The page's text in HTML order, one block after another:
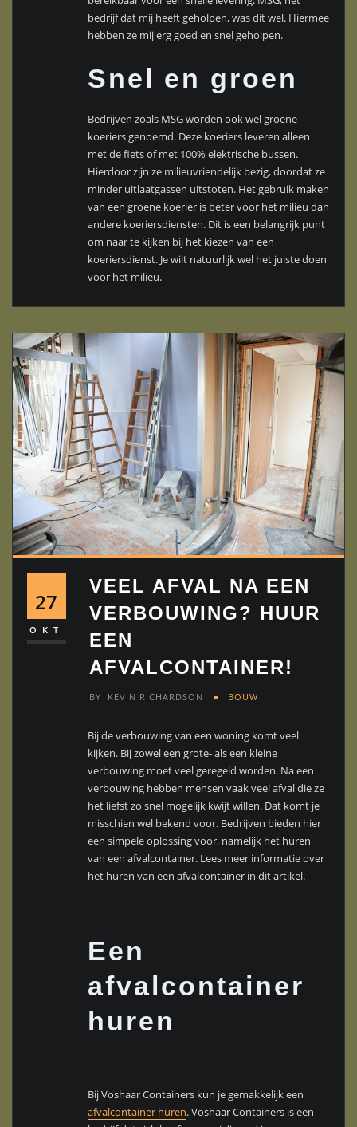
bedrijf dat mij heeft geholpen, was dit wel. Hiermee
hebben ze mij erg goed en snel geholpen.
Snel en groen
Bedrijven zoals MSG worden ook wel groene
koeriers genoemd. Deze koeriers leveren alleen
met de fiets of met 100% elektrische bussen.
Hierdoor zijn ze milieuvriendelijk bezig, doordat ze
minder uitlaatgassen uitstoten. Het gebruik maken
van een groene koerier is beter voor het milieu dan
andere koeriersdiensten. Dit is een belangrijk punt
om naar te kijken bij het kiezen van een
koeriersdienst. Je wilt natuurlijk wel het juiste doen
voor het milieu.
27
OKT
VEEL AFVAL NA EEN
VERBOUWING? HUUR
EEN
AFVALCONTAINER!
BY KEVIN RICHARDSON BOUW
Bij de verbouwing van een woning komt veel
kijken. Bij zowel een grote- als een kleine
verbouwing moet veel geregeld worden. Na een
verbouwing hebben mensen vaak veel afval die ze
het liefst zo snel mogelijk kwijt willen. Dat komt je
misschien wel bekend voor. Bedrijven bieden hier
een simpele oplossing voor, namelijk het huren
van een afvalcontainer. Lees meer informatie over
het huren van een afvalcontainer in dit artikel.
Een
afvalcontainer
huren
Bij Voshaar Containers kun je gemakkelijk een
afvalcontainer huren. Voshaar Containers is een